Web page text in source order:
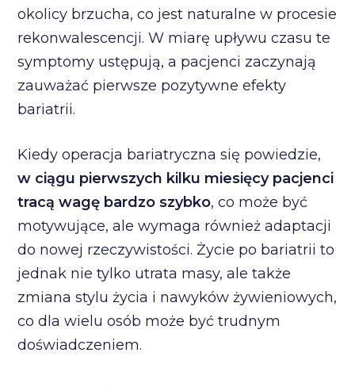
okolicy brzucha, co jest naturalne w procesie
rekonwalescencji. W miarę upływu czasu te
symptomy ustępują, a pacjenci zaczynają
zauważać pierwsze pozytywne efekty
bariatrii.
Kiedy operacja bariatryczna się powiedzie,
w ciągu pierwszych kilku miesięcy pacjenci
tracą wagę bardzo szybko, co może być
motywujące, ale wymaga również adaptacji
do nowej rzeczywistości. Życie po bariatrii to
jednak nie tylko utrata masy, ale także
zmiana stylu życia i nawyków żywieniowych,
co dla wielu osób może być trudnym
doświadczeniem.